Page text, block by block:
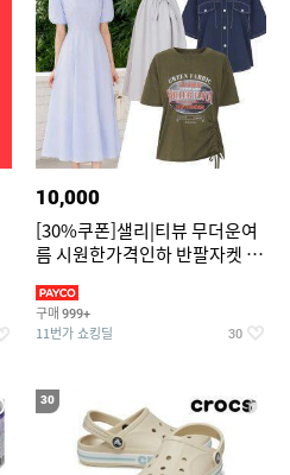
10,000
[30%쿠폰]샐리|티뷰 무더운여
름 시원한가격인하 반팔자켓 1
구매 999+
11번가 쇼킹딜 30
30